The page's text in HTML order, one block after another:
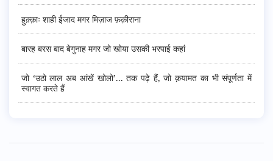
हुक़्क़ाः शाही ईजाद मगर मिज़ाज फ़क़ीराना
बारह बरस बाद बेगुनाह मगर जो खोया उसकी भरपाई कहां
जो ‘उठो लाल अब आंखें खोलो’... तक पढ़े हैं, जो क़यामत का भी संपूर्णता में
स्वागत करते हैं